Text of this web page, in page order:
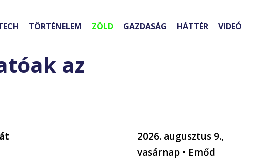
TÖRTÉNELEM ZÖLD GAZDASÁG HÁTTÉR VIDEÓ
az
2026. augusztus 9.,
vasárnap • Emőd